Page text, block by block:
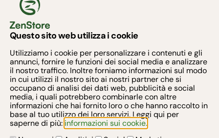
ritirati - 2026
Metodi di pagamento
Armonia Zen S.R.L. - Via Taurano 60, 84016 PAGANI
(SA)
Iscritta al Registro Impreso presso la C.C.I.A.A. di
Questo sito web utilizza i cookie
Utilizziamo i cookie per personalizzare i contenuti e gli
annunci, fornire le funzioni dei social media e analizzare
il nostro traffico. Inoltre forniamo informazioni sul modo
in cui utilizzi il nostro sito ai nostri partner che si
occupano di analisi dei dati web, pubblicità e social
media, i quali potrebbero combinarle con altre
informazioni che hai fornito loro o che hanno raccolto in
base al tuo utilizzo dei loro servizi. Leggi qui per
saperne di più: informazioni sui cookie.